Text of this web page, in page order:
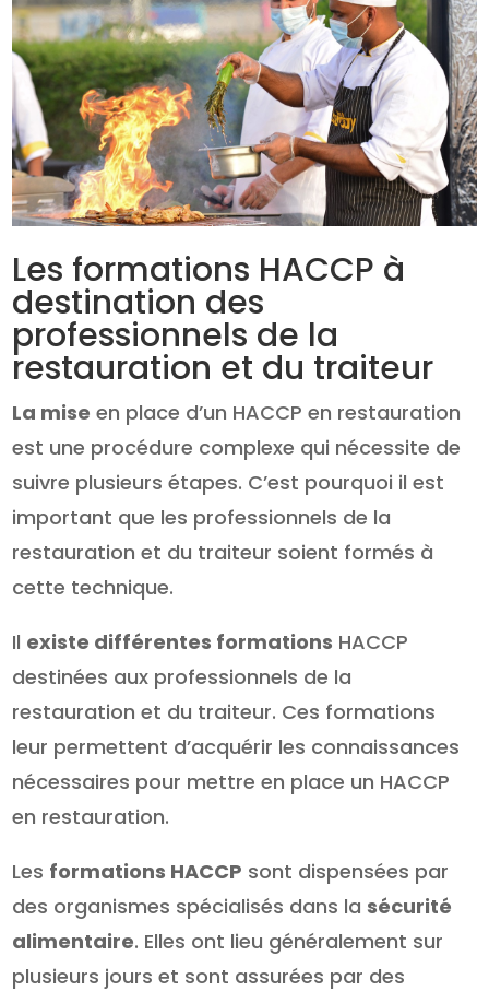
Les formations HACCP à
destination des
professionnels de la
restauration et du traiteur
La mise en place d’un HACCP en restauration
est une procédure complexe qui nécessite de
suivre plusieurs étapes. C’est pourquoi il est
important que les professionnels de la
restauration et du traiteur soient formés à
cette technique.
Il existe différentes formations HACCP
destinées aux professionnels de la
restauration et du traiteur. Ces formations
leur permettent d’acquérir les connaissances
nécessaires pour mettre en place un HACCP
en restauration.
Les formations HACCP sont dispensées par
des organismes spécialisés dans lasécurité
alimentaire. Elles ont lieu généralement sur
plusieurs jours et sont assurées par des